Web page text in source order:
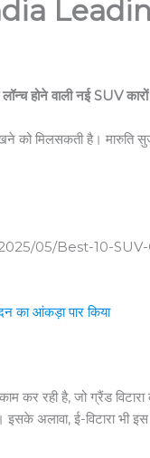
होने वाली नई SUV
है। मारुति सुज़ुकी,
05/Best-10-SUV-
आंकड़ा पार किया
कर रही है, जो ग्रैंड
इसके अलावा, ई-विटारा